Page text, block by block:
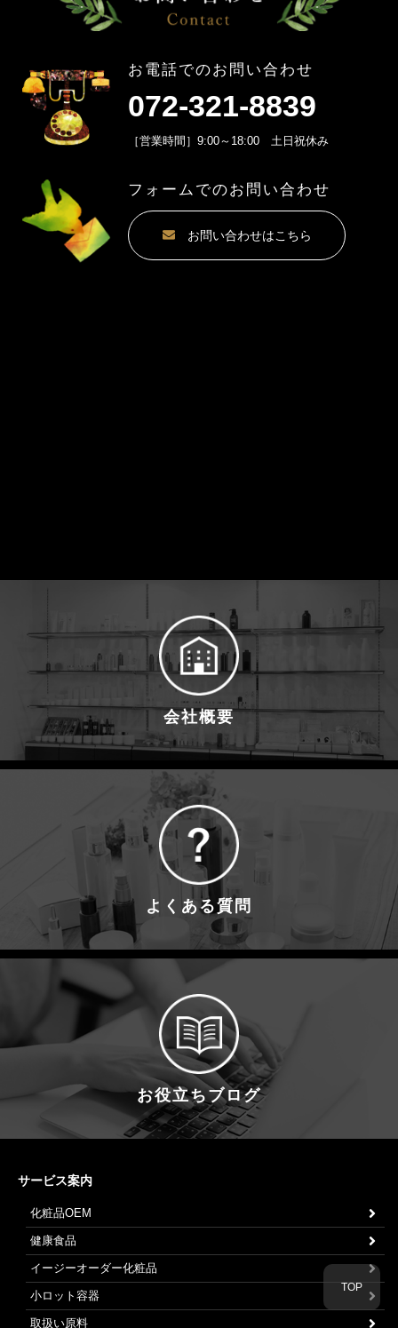
お電話でのお問い合わせ
072-321-8839
［営業時間］9:00～18:00 土日祝休み
フォームでのお問い合わせ
お問い合わせはこちら
会社概要
よくある質問
お役立ちブログ
サービス案内
化粧品OEM
健康食品
イージーオーダー化粧品
小ロット容器
取扱い原料
TOP